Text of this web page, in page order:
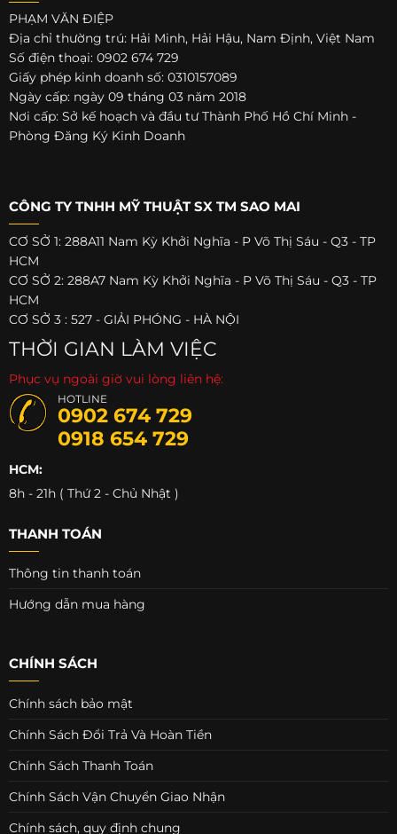
PHẠM VĂN ĐIỆP
Địa chỉ thường trú: Hải Minh, Hải Hậu, Nam Định, Việt Nam
Số điện thoại: 0902 674 729
Giấy phép kinh doanh số: 0310157089
Ngày cấp: ngày 09 tháng 03 năm 2018
Nơi cấp: Sở kế hoạch và đầu tư Thành Phố Hồ Chí Minh -
Phòng Đăng Ký Kinh Doanh
CÔNG TY TNHH MỸ THUẬT SX TM SAO MAI
CƠ SỞ 1: 288A11 Nam Kỳ Khởi Nghĩa - P Võ Thị Sáu - Q3 - TP
HCM
CƠ SỞ 2: 288A7 Nam Kỳ Khởi Nghĩa - P Võ Thị Sáu - Q3 - TP
HCM
CƠ SỞ 3 : 527 - GIẢI PHÓNG - HÀ NỘI
THỜI GIAN LÀM VIỆC
Phục vụ ngoài giờ vui lòng liên hệ:
HOTLINE
0902 674 729
0918 654 729
HCM:
8h - 21h ( Thứ 2 - Chủ Nhật )
THANH TOÁN
Thông tin thanh toán
Hướng dẫn mua hàng
CHÍNH SÁCH
Chính sách bảo mật
Chính Sách Đổi Trả Và Hoàn Tiền
Chính Sách Thanh Toán
Chính Sách Vận Chuyển Giao Nhận
Chính sách, quy định chung